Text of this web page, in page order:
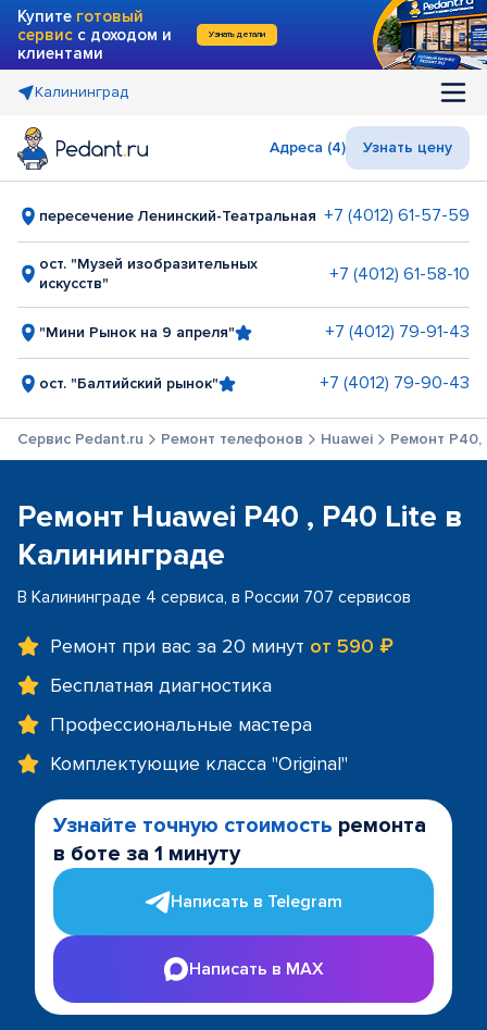
Купите готовый
сервис с доходом и
клиентами
Узнать детали
Калининград
Адреса (4) Узнать цену
пересечение Ленинский-Театральная +7 (4012) 61-57-59
ост. "Музей изобразительных
искусств"
+7 (4012) 61-58-10
"Мини Рынок на 9 апреля" +7 (4012) 79-91-43
ост. "Балтийский рынок" +7 (4012) 79-90-43
Сервис Pedant.ru Ремонт телефонов Huawei Ремонт P40,
Ремонт Huawei P40 , P40 Lite в
Калининграде
В Калининграде 4 сервиса, в России 707 сервисов
Ремонт при вас за 20 минут от 590 ₽
Бесплатная диагностика
Профессиональные мастера
Комплектующие класса "Original"
Узнайте точную стоимость ремонта
в боте за 1 минуту
Написать в Telegram
Написать в MAX